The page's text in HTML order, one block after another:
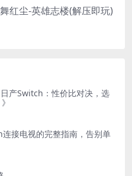
红尘-英雄志楼(解压即玩)
日产Switch：性价比对决，选
接电视的完整指南，告别单